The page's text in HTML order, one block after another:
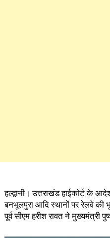
हल्द्वानी। उत्तराखंड हाईकोर्ट के
बनभूलपुरा आदि स्थानों पर रेलवे की
पूर्व सीएम हरीश रावत ने मुख्यमंत्री